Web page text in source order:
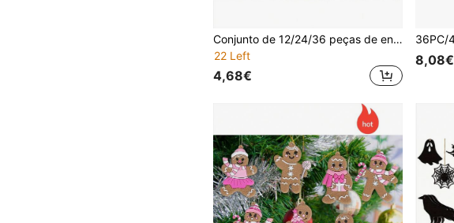
Conjunto de 12/24/36 peças de enfeites de madeira em formato de coração para o Dia dos Namorados, perfeitos para decorar árvores de Natal, mesas, paredes e portas. Ideal para presentear em casamentos e outras ocasiões.
22 Left
4,68€
8,08€